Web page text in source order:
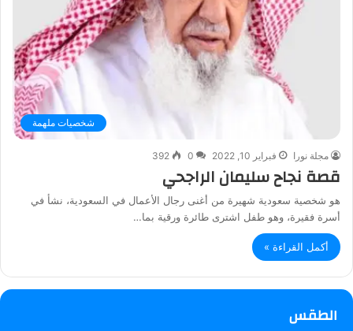
شخصيات ملهمة
مجلة نورا فبراير 10, 2022 0
392
قصة نجاح سليمان الراجحي
هو شخصية سعودية شهيرة من أغنى رجال الأعمال في السعودية، نشأ في
أسرة فقيرة، وهو طفل اشترى طائرة ورقية بما…
أكمل القراءة »
الطقس